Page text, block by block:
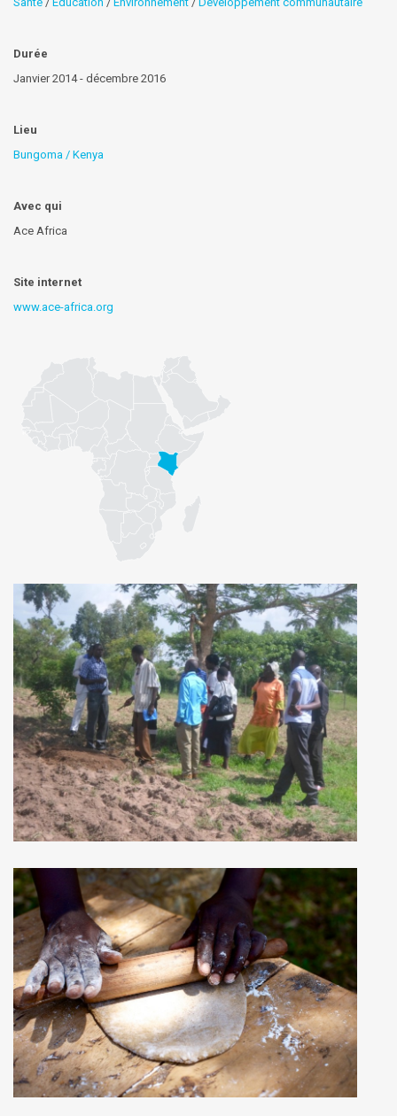
Durée
Janvier 2014 - décembre 2016
Lieu
Bungoma / Kenya
Avec qui
Ace Africa
Site internet
www.ace-africa.org